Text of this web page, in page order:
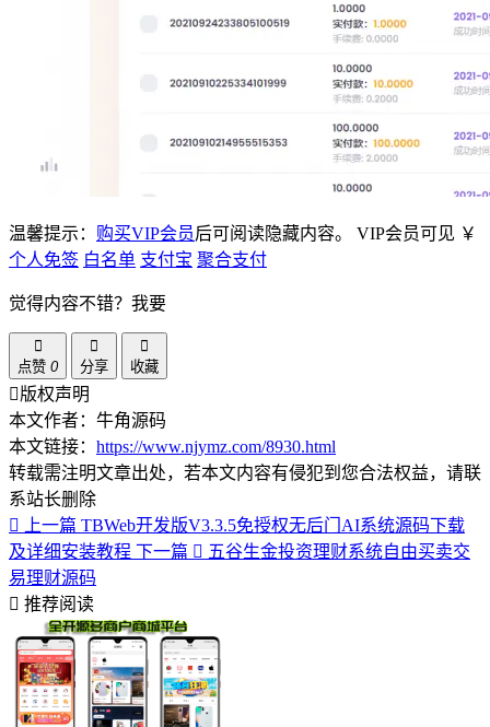
温馨提示： 购买VIP会员后可阅读隐藏内容。 VIP会员可见 ￥
个人免签 白名单 支付宝 聚合支付
觉得内容不错？我要
点赞 0 分享 收藏
版权声明
本文作者：牛角源码
本文链接： https://www.njymz.com/8930.html
转载需注明文章出处，若本文内容有侵犯到您合法权益，请联
系站长删除
上一篇 TBWeb开发版V3.3.5免授权无后门AI系统源码下载
及详细安装教程 下一篇
五谷生金投资理财系统自由买卖交
易理财源码
推荐阅读